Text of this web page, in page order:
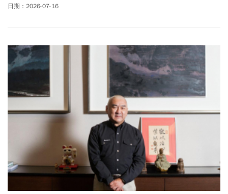
曲線」理論引領產業升級，並打破家族企業傳統，實踐「傳賢不傳
日期：2026-07-16